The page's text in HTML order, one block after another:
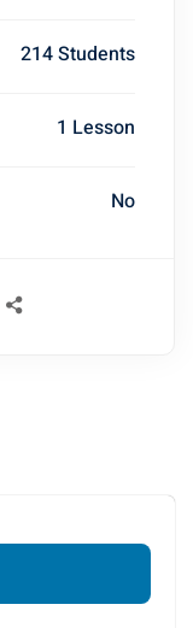
214 Students
1 Lesson
No